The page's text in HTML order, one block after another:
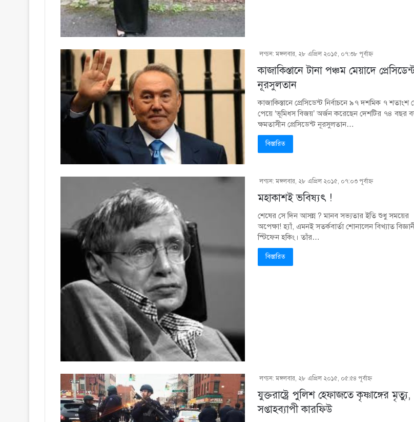
লন্ডন: মঙ্গলবার, ২৮ এপ্রিল ২০১৫, ০৭:৩৮ পূর্বাহ্ণ
কাজাকিস্তানে টানা পঞ্চম মেয়াদে
নূরসুলতান
কাজাকিস্তানে প্রেসিডেন্ট নির্বাচনে ৯৭ দশমিক ৭
পেয়ে ‘ভূমিধস বিজয়’ অর্জন করেছেন দেশটির ৭৪ বছর
ক্ষমতাসীন প্রেসিডেন্ট নূরসুলতান…
বিস্তারিত
লন্ডন: মঙ্গলবার, ২৮ এপ্রিল ২০১৫, ০৭:০৩ পূর্বাহ্ণ
মহাকাশই ভবিষ্যৎ !
শেষের সে দিন আসন্ন ? মানব সভ্যতার ইতি শুধু সময়ের
অপেক্ষা! হ্যাঁ, এমনই সতর্কবার্তা শোনালেন বিখ্যাত
স্টিফেন হকিং। তাঁর…
বিস্তারিত
লন্ডন: মঙ্গলবার, ২৮ এপ্রিল ২০১৫, ০৫:৫৪ পূর্বাহ্ণ
যুক্তরাষ্ট্রে পুলিশ হেফাজতে কৃষ্ণাঙ্গের মৃত্যু,
সপ্তাহব্যাপী কারফিউ